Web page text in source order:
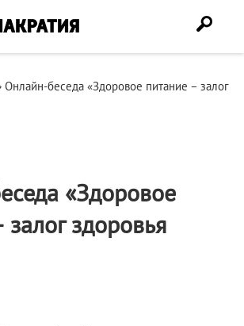
Онлайн-беседа «Здоровое питание – залог
«Здоровое
залог здоровья